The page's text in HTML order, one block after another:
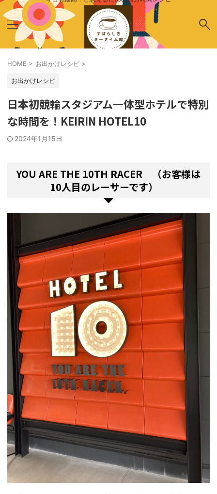
HOME > お出かけレシピ >
お出かけレシピ
日本初競輪スタジアム一体型ホテルで特別
な時間を！KEIRIN HOTEL10
2024年1月15日
YOU ARE THE 10TH RACER （お客様は
10人目のレーサーです）